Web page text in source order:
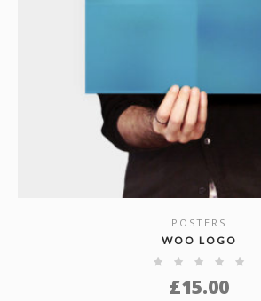
SHOW DETAILS
POSTERS
WOO LOGO
£15.00